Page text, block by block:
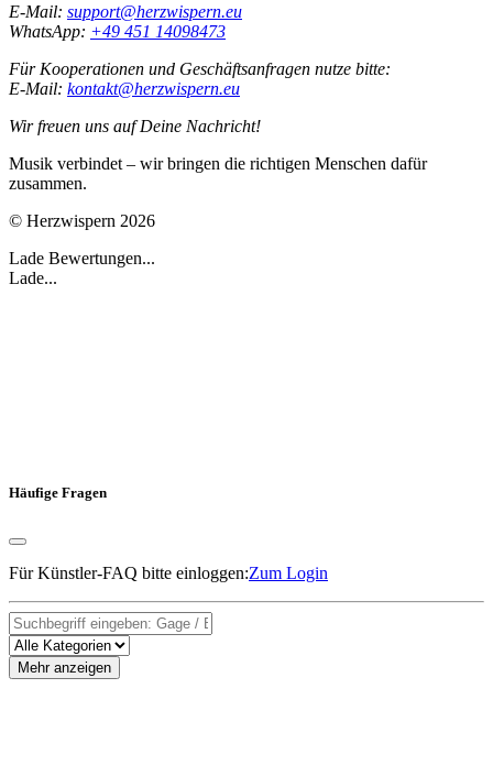
E-Mail: support@herzwispern.eu
WhatsApp: +49 451 14098473
Für Kooperationen und Geschäftsanfragen nutze bitte:
E-Mail: kontakt@herzwispern.eu
Wir freuen uns auf Deine Nachricht!
Musik verbindet – wir bringen die richtigen Menschen dafür
zusammen.
© Herzwispern 2026
Lade Bewertungen...
Lade...
Häufige Fragen
Für Künstler-FAQ bitte einloggen:Zum Login
Mehr anzeigen